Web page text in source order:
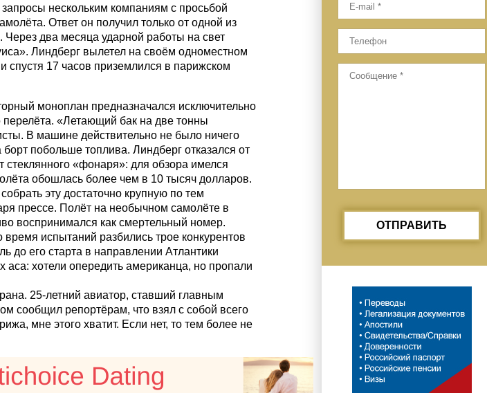
нескольким компаниям с просьбой
Ответ он получил только от одной из
два месяца ударной работы на свет
Линдберг вылетел на своём одноместном
спустя 17 часов приземлился в парижском
моноплан предназначался исключительно
перелёта. «Летающий бак на две тонны
В машине действительно не было ничего
побольше топлива. Линдберг отказался от
«фонаря»: для обзора имелся
обошлась более чем в 10 тысяч долларов.
эту достаточно крупную по тем
прессе. Полёт на необычном самолёте в
воспринимался как смертельный номер.
испытаний разбились трое конкурентов
до его старта в направлении Атлантики
хотели опередить американца, но пропали
25-летний авиатор, ставший главным
сообщил репортёрам, что взял с собой всего
мне этого хватит. Если нет, то тем более не
ОТПРАВИТЬ